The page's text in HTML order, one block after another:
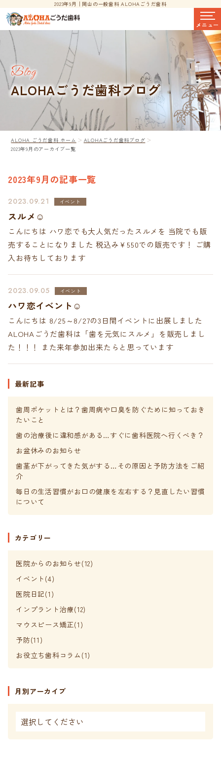
2023年9月│岡山の一般歯科 ALOHAごうだ歯科
メニュー
Clinic Contents
ホーム
ドクター紹介
採用情報
LINE相談
ALOHAごうだ歯科ブログ
プライバシーポリシー
Treatment Contents
小児歯科・小児矯正
矯正歯科
歯周病治療
審美歯科・ホワイトニング
インプラント
入れ歯治療
お電話でのご予約・ご相談
086-363-1881
LINE無料相談
Blog
ALOHAごうだ歯科ブログ
ALOHA ごうだ歯科 ホーム
ALOHAごうだ歯科ブログ
2023年9月のアーカイブ一覧
2023年9月の記事一覧
2023.09.21 イベント
スルメ☺︎
こんにちは ハワ恋でも大人気だったスルメを 当院でも販
売することになりました 税込み￥550での販売です！ ご購
入お待ちしております
2023.09.05 イベント
ハワ恋イベント☺
こんにちは 8/25～8/27の3日間イベントに出展しました
ALOHAごうだ歯科は「歯を元気にスルメ」を販売しまし
た！！！ また来年参加出来たらと思っています
最新記事
歯周ポケットとは？歯周病や口臭を防ぐために知っておき
たいこと
歯の治療後に違和感がある…すぐに歯科医院へ行くべき？
お盆休みのお知らせ
歯茎が下がってきた気がする…その原因と予防方法をご紹
介
毎日の生活習慣がお口の健康を左右する？見直したい習慣
について
カテゴリー
医院からのお知らせ(12)
イベント(4)
医院日記(1)
インプラント治療(12)
マウスピース矯正(1)
予防(11)
お役立ち歯科コラム(1)
月別アーカイブ